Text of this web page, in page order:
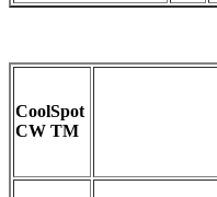
CoolSpot
CW TM